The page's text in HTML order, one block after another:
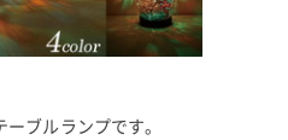
ブルランプです。